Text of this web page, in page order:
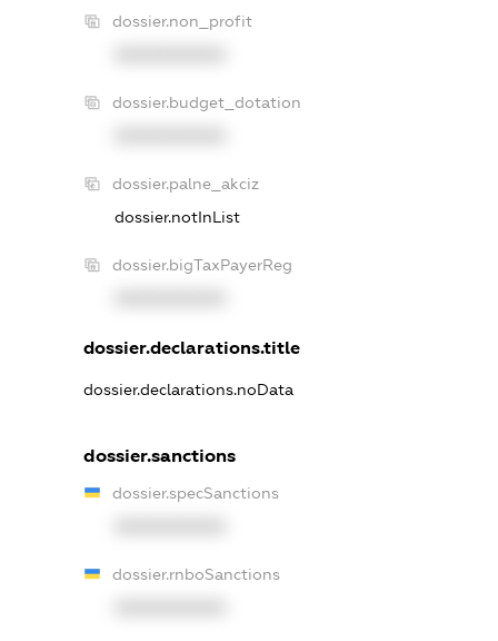
dossier.non_profit
dossier.budget_dotation
dossier.palne_akciz
dossier.notInList
dossier.bigTaxPayerReg
dossier.declarations.title
dossier.declarations.noData
dossier.sanctions
dossier.specSanctions
dossier.rnboSanctions